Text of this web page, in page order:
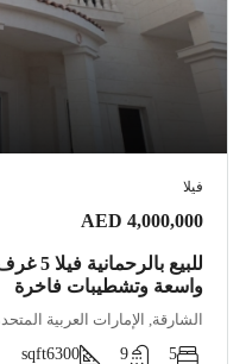
فيلا
AED 4,000,000
للبيع
واسعة وتشطيبات فاخرة
الشارقة, الإمارات العربية
5
9
6300
sqft